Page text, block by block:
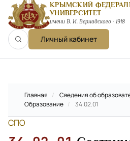
КРЫМСКИЙ
УНИВЕРСИТЕТ
имени В. И. Вернадского · 1918
Личный кабинет
Главная / Сведения об
Образование / 34.02.01
СПО